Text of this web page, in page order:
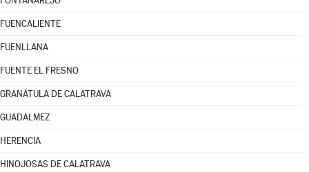
FUENCALIENTE
FUENLLANA
FUENTE EL FRESNO
GRANÁTULA DE CALATRAVA
GUADALMEZ
HERENCIA
HINOJOSAS DE CALATRAVA